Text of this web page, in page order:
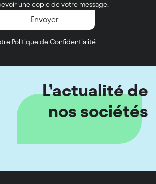
une copie de votre message.
Politique de Confidentialité
L’actualité de
nos sociétés